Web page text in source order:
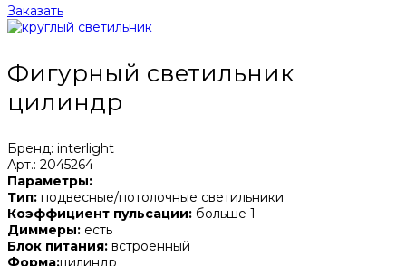
Заказать
Фигурный светильник
цилиндр
Бренд: interlight
Арт.: 2045264
Параметры:
Тип: подвесные/потолочные светильники
Коэффициент пульсации: больше 1
Диммеры: есть
Блок питания: встроенный
Форма:цилиндр